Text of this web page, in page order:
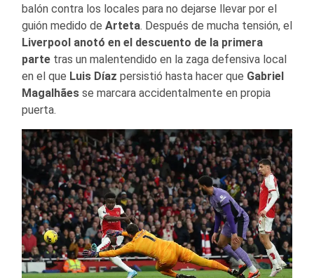
balón contra los locales para no dejarse llevar por el
guión medido de Arteta. Después de mucha tensión, el
Liverpool anotó en el descuento de la primera
parte tras un malentendido en la zaga defensiva local
en el que Luis Díaz persistió hasta hacer que Gabriel
Magalhães se marcara accidentalmente en propia
puerta.